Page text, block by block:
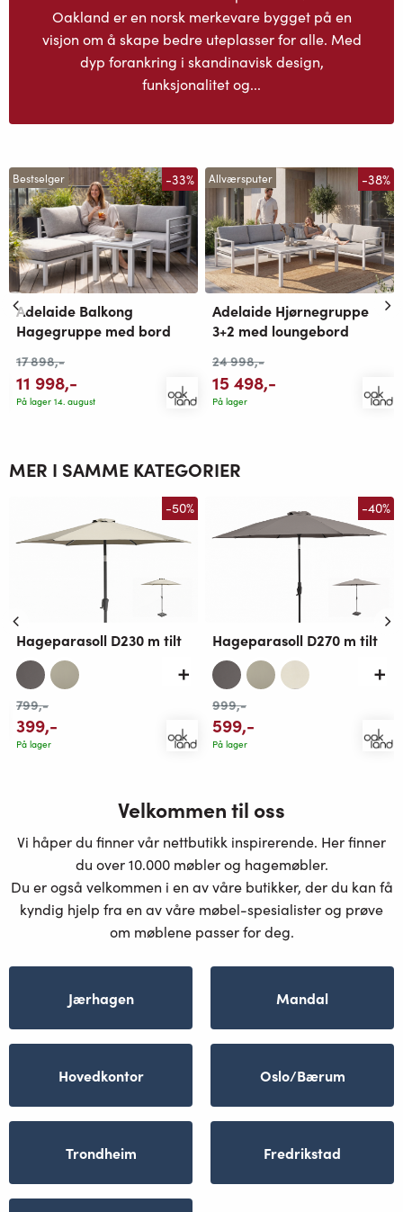
Oakland er en norsk merkevare bygget på en
visjon om å skape bedre uteplasser for alle. Med
dyp forankring i skandinavisk design,
funksjonalitet og...
Bestselger -33%
Adelaide Balkong
Hagegruppe med bord
17 898,-
11 998,-
På lager 14. august
Allværsputer -38%
Adelaide Hjørnegruppe
3+2 med loungebord
24 998,-
15 498,-
På lager
MER I SAMME KATEGORIER
-50%
Hageparasoll D230 m tilt
799,-
399,-
På lager
-40%
Hageparasoll D270 m tilt
999,-
599,-
På lager
Velkommen til oss
Vi håper du finner vår nettbutikk inspirerende. Her finner
du over 10.000 møbler og hagemøbler.
Du er også velkommen i en av våre butikker, der du kan få
kyndig hjelp fra en av våre møbel-spesialister og prøve
om møblene passer for deg.
Jærhagen Mandal
Hovedkontor Oslo/Bærum
Trondheim Fredrikstad